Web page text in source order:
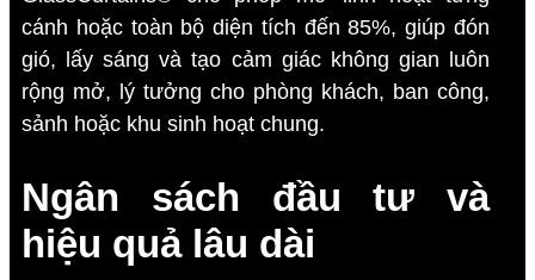
cánh hoặc toàn bộ diện tích đến 85%, giúp đón
gió, lấy sáng và tạo cảm giác không gian luôn
rộng mở, lý tưởng cho phòng khách, ban công,
sảnh hoặc khu sinh hoạt chung.
Ngân sách đầu tư và
hiệu quả lâu dài